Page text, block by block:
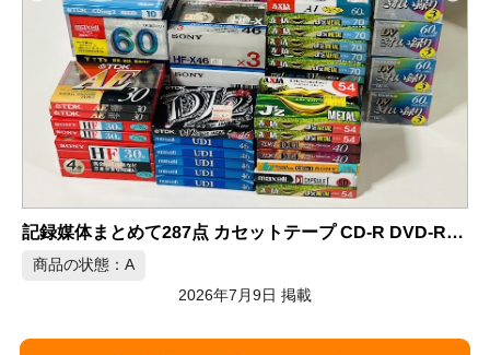
記録媒体まとめて287点 カセットテープ CD-R DVD-RAM VHS
商品の状態：A
2026年7月9日 掲載